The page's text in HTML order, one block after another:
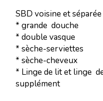
SBD voisine et
* grande douche
* double vasque
* sèche-serviettes
* sèche-cheveux
* Linge de lit et linge
supplément